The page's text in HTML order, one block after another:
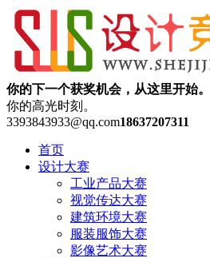
你的下一个获奖机会，从这里开始。
你的高光时刻。
3393843933@qq.com18637207311
首页
设计大赛
工业产品大赛
视觉传达大赛
建筑环境大赛
服装服饰大赛
影像艺术大赛